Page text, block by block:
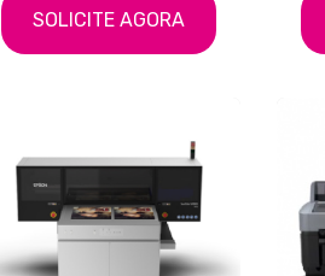
SOLICITE AGORA